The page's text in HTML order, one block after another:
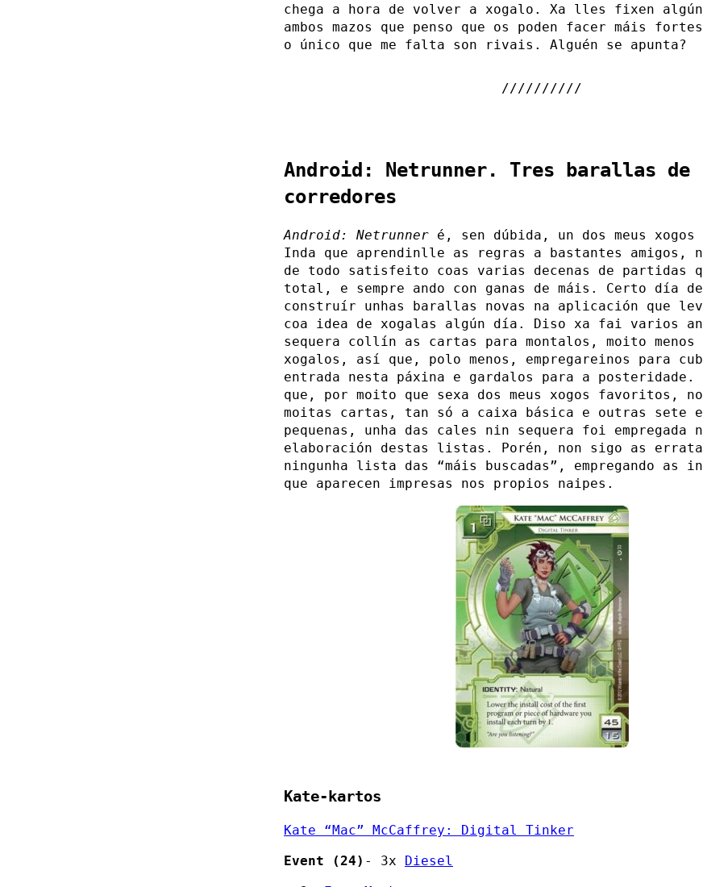
chega a hora de volver a xogalo. Xa lles fixen
ambos mazos que penso que os poden facer máis
o único que me falta son rivais. Alguén se apunta?
Android: Netrunner. Tres barallas de
corredores
Android: Netrunner é, sen dúbida, un dos meus
Inda que aprendinlle as regras a bastantes amigos,
de todo satisfeito coas varias decenas de partidas
total, e sempre ando con ganas de máis. Certo día
construír unhas barallas novas na aplicación que
coa idea de xogalas algún día. Diso xa fai varios
sequera collín as cartas para montalos, moito menos
xogalos, así que, polo menos, empregareinos para
entrada nesta páxina e gardalos para a posteridade.
que, por moito que sexa dos meus xogos favoritos,
moitas cartas, tan só a caixa básica e outras sete
pequenas, unha das cales nin sequera foi empregada
elaboración destas listas. Porén, non sigo as
ningunha lista das “máis buscadas”, empregando as
que aparecen impresas nos propios naipes.
Kate-kartos
Kate “Mac” McCaffrey: Digital Tinker
Event (24) - 3x
Diesel